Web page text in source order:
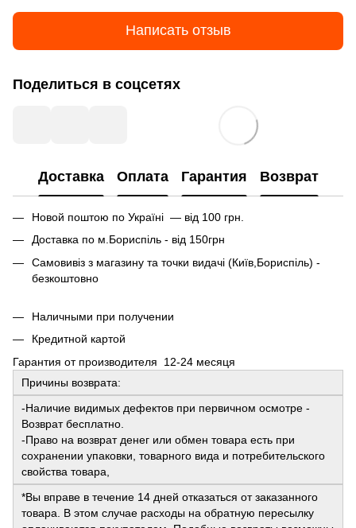
Написать отзыв
Поделиться в соцсетях
Доставка Оплата Гарантия Возврат
Новой поштою по Україні — від 100 грн.
Доставка по м.Бориспіль - від 150грн
Самовивіз з магазину та точки видачі (Київ,Бориспіль) -
безкоштовно
Наличными при получении
Кредитной картой
Гарантия от производителя 12-24 месяця
Причины возврата:
-Наличие видимых дефектов при первичном осмотре -
Возврат бесплатно.
-Право на возврат денег или обмен товара есть при
сохранении упаковки, товарного вида и потребительского
свойства товара,
*Вы вправе в течение 14 дней отказаться от заказанного
товара. В этом случае расходы на обратную пересылку